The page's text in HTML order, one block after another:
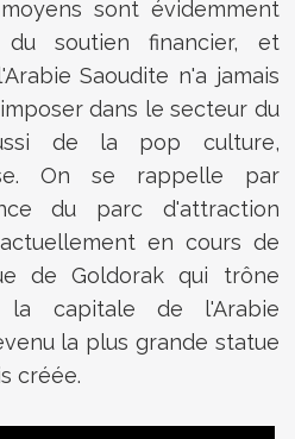
sont évidemment
soutien financier, et
Saoudite n'a jamais
dans le secteur du
de la pop culture,
On se rappelle par
du parc d'attraction
en cours de
de Goldorak qui trône
la capitale de l'Arabie
la plus grande statue
créée.